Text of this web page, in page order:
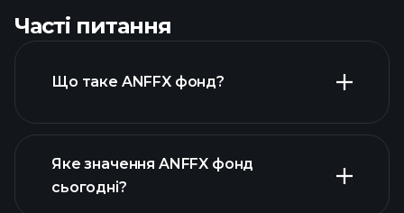
Часті питання
Що таке ANFFX фонд?
Яке значення ANFFX фонд
сьогодні?